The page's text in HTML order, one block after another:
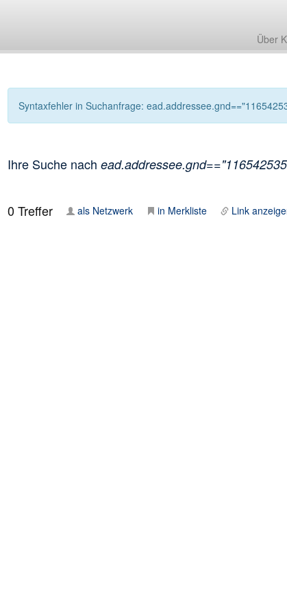
Über
Syntaxfehler in Suchanfrage:
Ihre Suche nach
0Treffer als Netzwerk in Merkliste Link